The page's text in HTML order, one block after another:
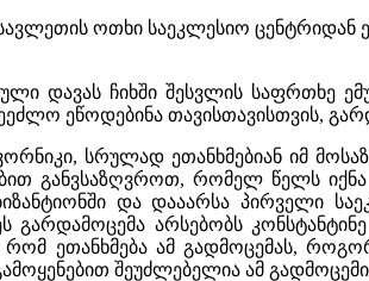
ოთხი საეკლესიო
დავას ჩიხში შესვლის საფრთხე
ეწოდებინა თავისთავისთვის,
სრულად ეთანხმებიან იმ
განვსაზღვროთ, რომელ წელს იქნა
და დააარსა პირველი
გარდამოცემა არსებობს
ეთანხმება ამ გადმოცემას,
შეუძლებელია ამ